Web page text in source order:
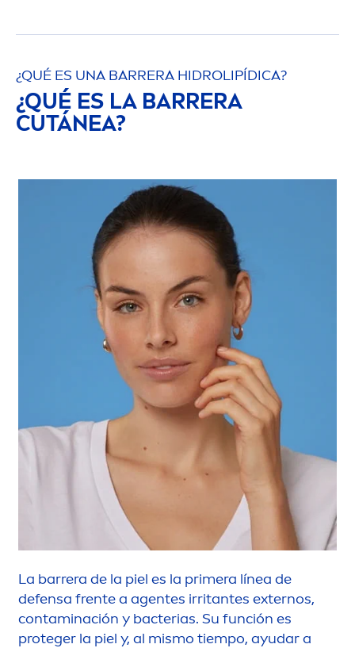
¿QUÉ ES UNA BARRERA HIDROLIPÍDICA?
¿QUÉ ES LA BARRERA
CUTÁNEA?
La barrera de la piel es la primera línea de
defensa frente a agentes irritantes externos,
contaminación y bacterias. Su función es
proteger la piel y, al mismo tiempo, ayudar a